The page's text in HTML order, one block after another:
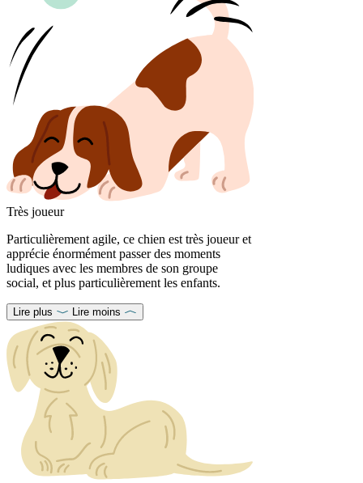
Très joueur
Particulièrement agile, ce chien est très joueur et
apprécie énormément passer des moments
ludiques avec les membres de son groupe
social, et plus particulièrement les enfants.
Lire plus Lire moins